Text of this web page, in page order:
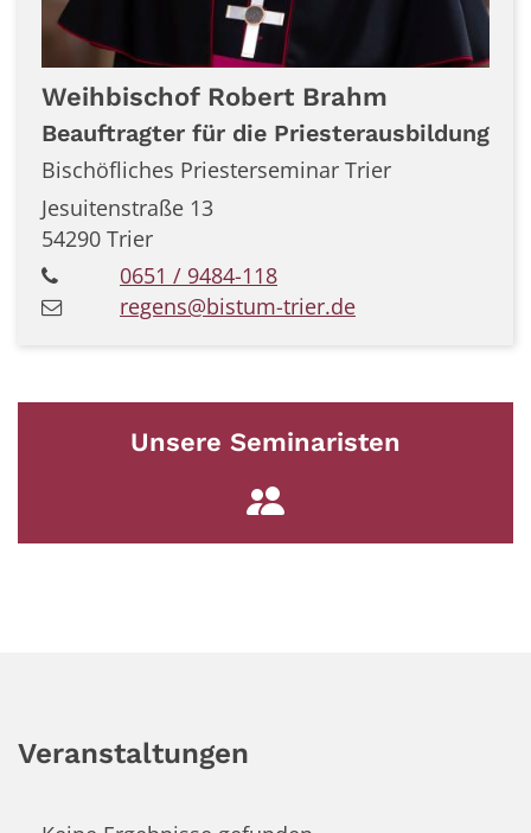
Weihbischof Robert Brahm
Beauftragter für die Priesterausbildung
Bischöfliches Priesterseminar Trier
Jesuitenstraße 13
54290 Trier
0651 / 9484-118
regens@bistum-trier.de
Unsere Seminaristen
Veranstaltungen